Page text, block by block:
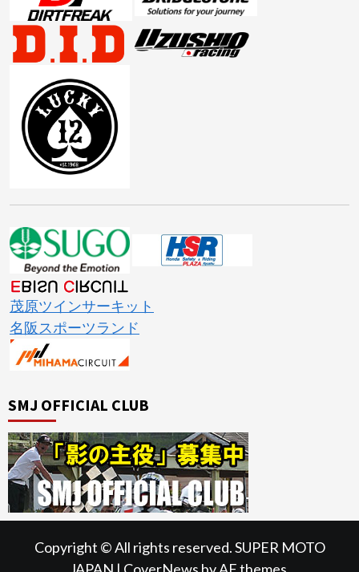
茂原ツインサーキット
名阪スポーツランド
SMJ OFFICIAL CLUB
Copyright © All rights reserved. SUPER MOTO